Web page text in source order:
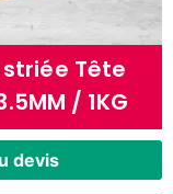
Tête
/ 1KG
devis